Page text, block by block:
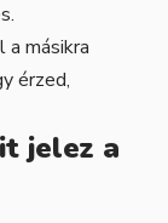
a másikra
érzed,
jelez a